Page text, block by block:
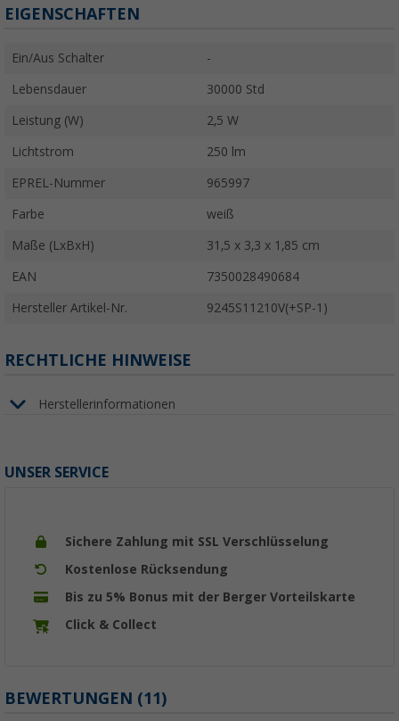
EIGENSCHAFTEN
Ein/Aus Schalter -
Lebensdauer 30000 Std
Leistung (W) 2,5 W
Lichtstrom 250 lm
EPREL-Nummer 965997
Farbe weiß
Maße (LxBxH) 31,5 x 3,3 x 1,85 cm
EAN 7350028490684
Hersteller Artikel-Nr. 9245S11210V(+SP-1)
RECHTLICHE HINWEISE
Herstellerinformationen
UNSER SERVICE
Sichere Zahlung mit SSL Verschlüsselung
Kostenlose Rücksendung
Bis zu 5% Bonus mit der Berger Vorteilskarte
Click & Collect
BEWERTUNGEN (11)